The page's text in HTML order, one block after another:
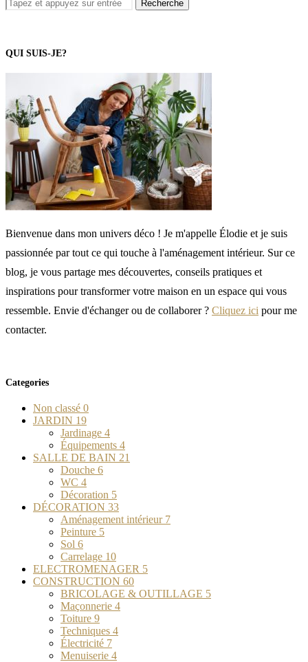
QUI SUIS-JE?
Bienvenue dans mon univers déco ! Je m'appelle Élodie et je suis
passionnée par tout ce qui touche à l'aménagement intérieur. Sur ce
blog, je vous partage mes découvertes, conseils pratiques et
inspirations pour transformer votre maison en un espace qui vous
ressemble. Envie d'échanger ou de collaborer ? Cliquez ici pour me
contacter.
Categories
Non classé 0
JARDIN 19
Jardinage 4
Équipements 4
SALLE DE BAIN 21
Douche 6
WC 4
Décoration 5
DÉCORATION 33
Aménagement intérieur 7
Peinture 5
Sol 6
Carrelage 10
ELECTROMENAGER 5
CONSTRUCTION 60
BRICOLAGE & OUTILLAGE 5
Maçonnerie 4
Toiture 9
Techniques 4
Électricité 7
Menuiserie 4